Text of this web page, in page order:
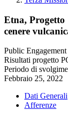
Etna,
cenere
Public Engagement
Risultati progetto
Periodo di
Febbraio 25, 2022
Dati Generali
Afferenze